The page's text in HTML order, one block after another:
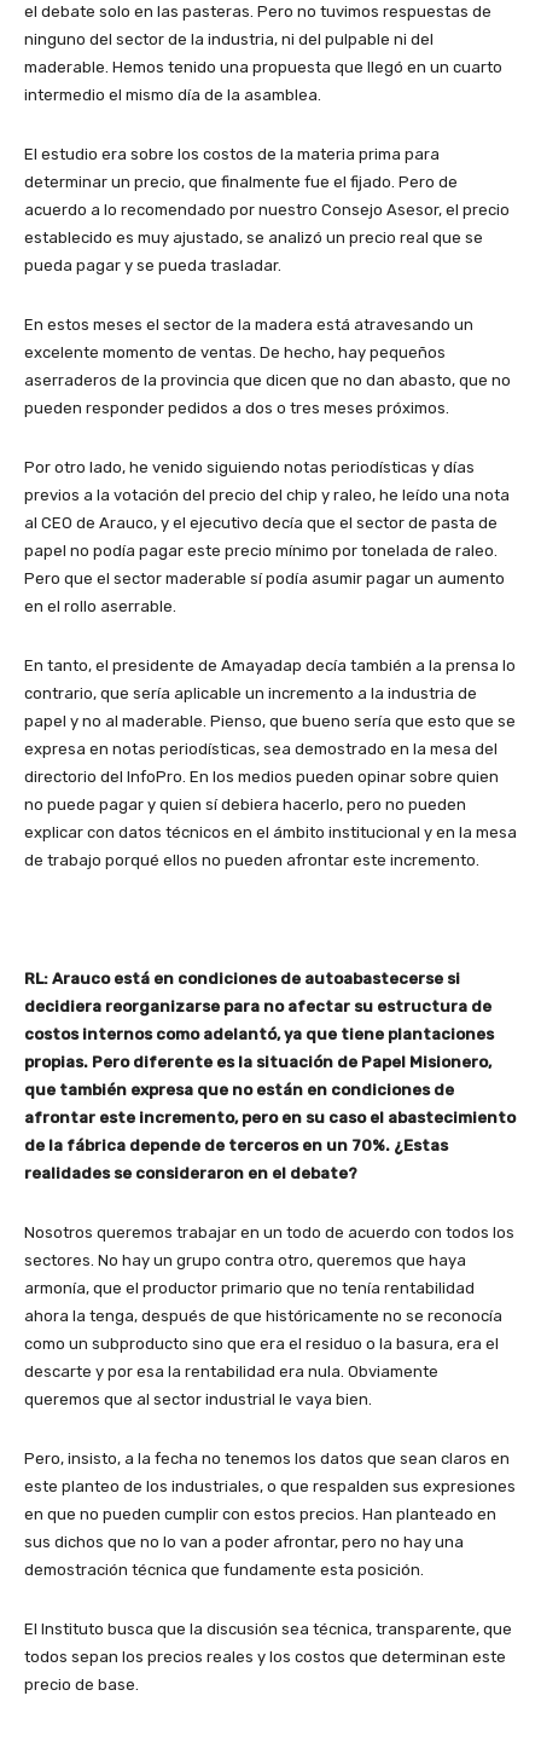
el debate solo en las pasteras. Pero no tuvimos respuestas de
ninguno del sector de la industria, ni del pulpable ni del
maderable. Hemos tenido una propuesta que llegó en un cuarto
intermedio el mismo día de la asamblea.
El estudio era sobre los costos de la materia prima para
determinar un precio, que finalmente fue el fijado. Pero de
acuerdo a lo recomendado por nuestro Consejo Asesor, el precio
establecido es muy ajustado, se analizó un precio real que se
pueda pagar y se pueda trasladar.
En estos meses el sector de la madera está atravesando un
excelente momento de ventas. De hecho, hay pequeños
aserraderos de la provincia que dicen que no dan abasto, que no
pueden responder pedidos a dos o tres meses próximos.
Por otro lado, he venido siguiendo notas periodísticas y días
previos a la votación del precio del chip y raleo, he leído una nota
al CEO de Arauco, y el ejecutivo decía que el sector de pasta de
papel no podía pagar este precio mínimo por tonelada de raleo.
Pero que el sector maderable sí podía asumir pagar un aumento
en el rollo aserrable.
En tanto, el presidente de Amayadap decía también a la prensa lo
contrario, que sería aplicable un incremento a la industria de
papel y no al maderable. Pienso, que bueno sería que esto que se
expresa en notas periodísticas, sea demostrado en la mesa del
directorio del InfoPro. En los medios pueden opinar sobre quien
no puede pagar y quien sí debiera hacerlo, pero no pueden
explicar con datos técnicos en el ámbito institucional y en la mesa
de trabajo porqué ellos no pueden afrontar este incremento.
RL: Arauco está en condiciones de autoabastecerse si
decidiera reorganizarse para no afectar su estructura de
costos internos como adelantó, ya que tiene plantaciones
propias. Pero diferente es la situación de Papel Misionero,
que también expresa que no están en condiciones de
afrontar este incremento, pero en su caso el abastecimiento
de la fábrica depende de terceros en un 70%. ¿Estas
realidades se consideraron en el debate?
Nosotros queremos trabajar en un todo de acuerdo con todos los
sectores. No hay un grupo contra otro, queremos que haya
armonía, que el productor primario que no tenía rentabilidad
ahora la tenga, después de que históricamente no se reconocía
como un subproducto sino que era el residuo o la basura, era el
descarte y por esa la rentabilidad era nula. Obviamente
queremos que al sector industrial le vaya bien.
Pero, insisto, a la fecha no tenemos los datos que sean claros en
este planteo de los industriales, o que respalden sus expresiones
en que no pueden cumplir con estos precios. Han planteado en
sus dichos que no lo van a poder afrontar, pero no hay una
demostración técnica que fundamente esta posición.
El Instituto busca que la discusión sea técnica, transparente, que
todos sepan los precios reales y los costos que determinan este
precio de base.